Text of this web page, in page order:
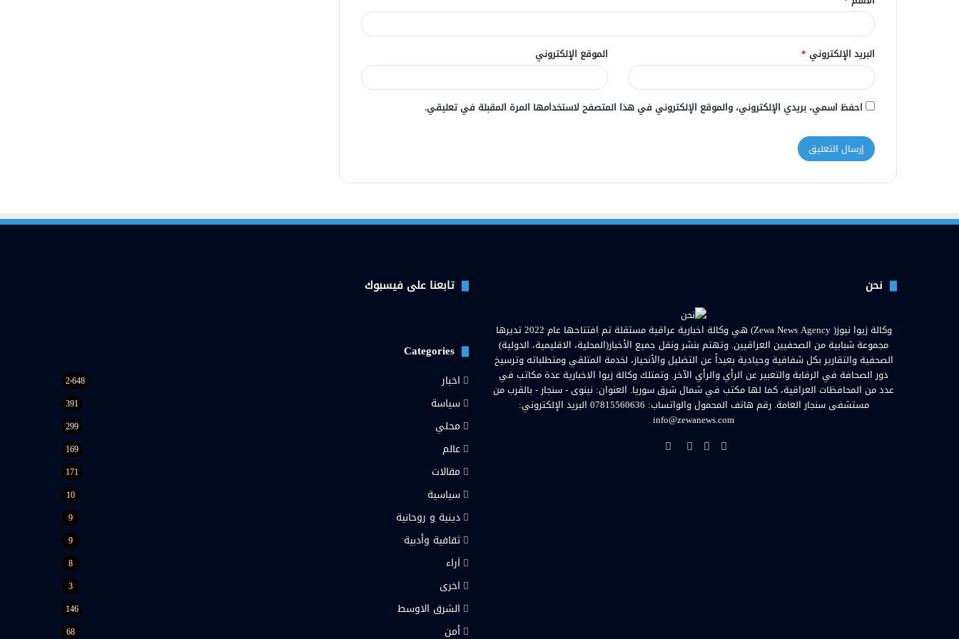
البريد الإلكتروني * الموقع الإلكتروني
احفظ اسمي، بريدي الإلكتروني، والموقع الإلكتروني في هذا المتصفح لاستخدامها المرة المقبلة في تعليقي.
نحن
وكالة زيوا نيوز( Zewa News Agency) هي وكالة اخبارية عراقية مستقلة تم افتتاحها عام 2022 تديرها
مجموعة شبابية من الصحفيين العراقيين. وتهتم بنشر ونقل جميع الأخبار(المحلية، الاقليمية، الدولية)
الصحفية والتقارير بكل شفافية وحيادية بعيداً عن التضليل والأنحياز، لخدمة المتلقي ومتطلباته وترسيخ
دور الصحافة في الرقابة والتعبير عن الرأي والرأي الآخر. وتمتلك وكالة زيوا الاخبارية عدة مكاتب في
عدد من المحافظات العراقية، كما لها مكتب في شمال شرق سوريا. العنوان: نينوى - سنجار - بالقرب من
مستشفى سنجار العامة. رقم هاتف المحمول والواتساب: 07815560636 البريد الإلكتروني:
info@zewanews.com
فيسبوك
تويتر يوتيوب
تابعنا على فيسبوك
Categories
اخبار 2٬648
سياسة 391
محلي 299
عالم 169
مقالات 171
سياسية 10
دينية و روحانية 9
ثقافية وأدبية 9
اَراء 8
اخرى 3
الشرق الاوسط 146
أمن 68